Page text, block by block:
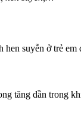
suyễn ở trẻ
tăng dần trong